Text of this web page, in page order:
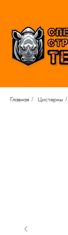
Главная / Цистерны /